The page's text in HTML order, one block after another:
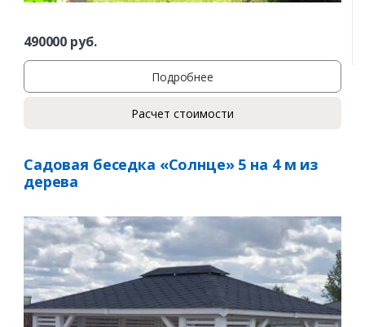
490000 руб.
Подробнее
Расчет стоимости
Садовая беседка «Солнце» 5 на 4 м из
дерева